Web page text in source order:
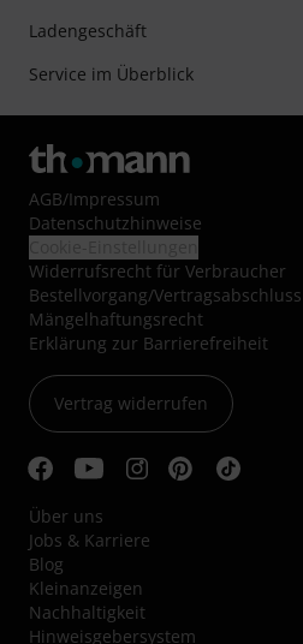
Ladengeschäft
Service im Überblick
AGB/Impressum
Datenschutzhinweise
Widerrufsrecht für Verbraucher
Bestellvorgang/Vertragsabschluss
Mängelhaftungsrecht
Erklärung zur Barrierefreiheit
Vertrag widerrufen
Über uns
Jobs & Karriere
Blog
Kleinanzeigen
Nachhaltigkeit
Hinweisgebersystem